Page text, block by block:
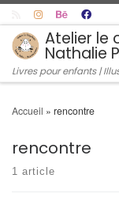
Skip to content
Atelier le
Nathalie
Livres pour enfants |
Accueil » rencontre
rencontre
1 article